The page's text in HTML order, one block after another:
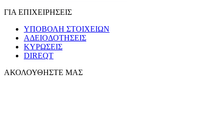
ΓΙΑ ΕΠΙΧΕΙΡΗΣΕΙΣ
ΥΠΟΒΟΛΗ ΣΤΟΙΧΕΙΩΝ
ΑΔΕΙΟΔΟΤΗΣΕΙΣ
ΚΥΡΩΣΕΙΣ
DIREQT
ΑΚΟΛΟΥΘΗΣΤΕ ΜΑΣ